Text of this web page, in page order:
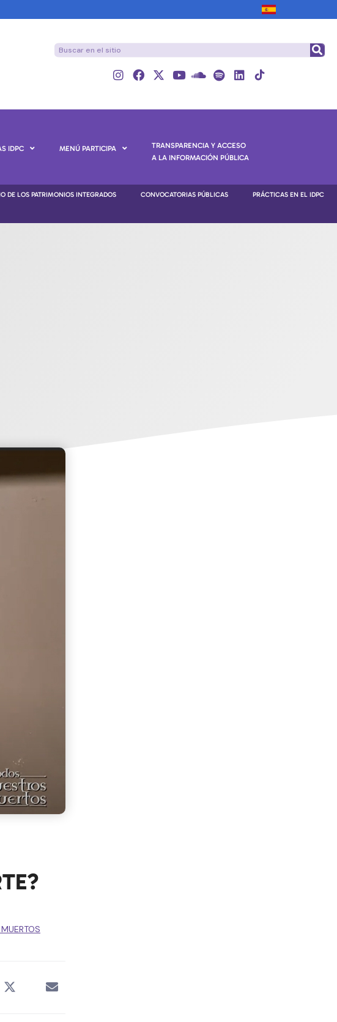
IDPC MENÚ PARTICIPA
TRANSPARENCIA Y ACCESO
A LA INFORMACIÓN PÚBLICA
DE LOS PATRIMONIOS INTEGRADOS CONVOCATORIAS PÚBLICAS
PRÁCTICAS EN EL IDPC